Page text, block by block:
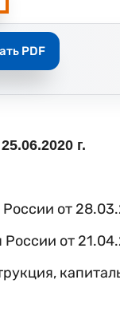
PDF
г.
от
от